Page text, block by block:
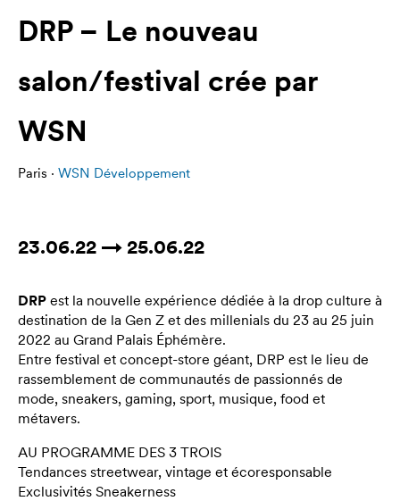
DRP – Le nouveau
salon/festival crée par
WSN
Paris · WSN Développement
23.06.22 → 25.06.22
DRP est la nouvelle expérience dédiée à la drop culture à
destination de la Gen Z et des millenials du 23 au 25 juin
2022 au Grand Palais Éphémère.
Entre festival et concept-store géant, DRP est le lieu de
rassemblement de communautés de passionnés de
mode, sneakers, gaming, sport, musique, food et
métavers.
AU PROGRAMME DES 3 TROIS
Tendances streetwear, vintage et écoresponsable
Exclusivités Sneakerness